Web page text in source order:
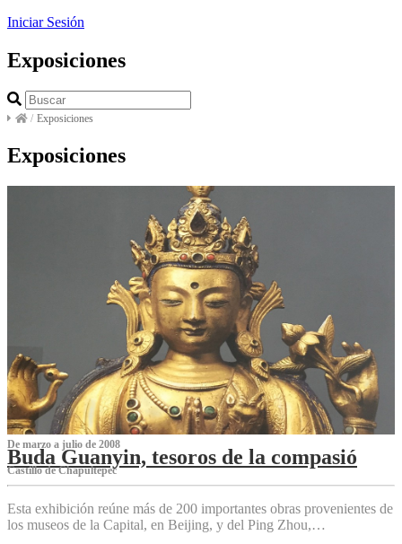
Iniciar Sesión
Exposiciones
/ Exposiciones
Exposiciones
De marzo a julio de 2008
Buda Guanyin, tesoros de la compasió
Castillo de Chapultepec
Esta exhibición reúne más de 200 importantes obras provenientes de
los museos de la Capital, en Beijing, y del Ping Zhou,…